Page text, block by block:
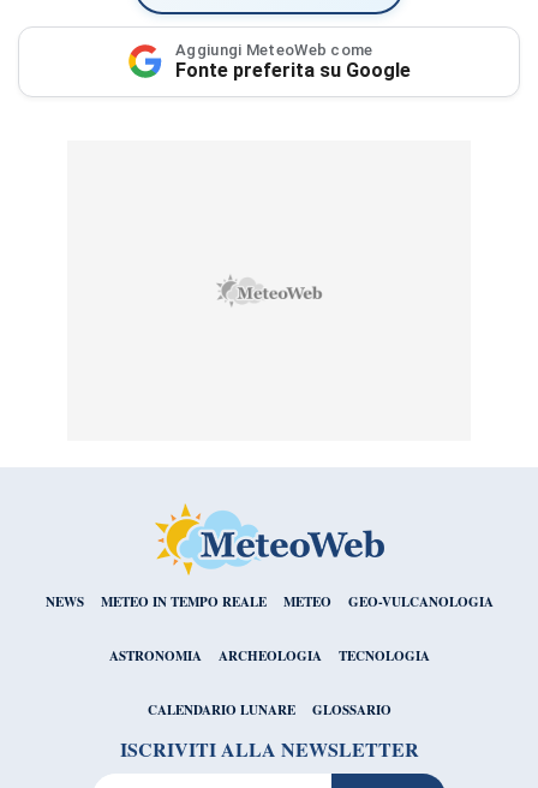
Aggiungi MeteoWeb come
Fonte preferita su Google
NEWS METEO IN TEMPO REALE METEO GEO-VULCANOLOGIA
ASTRONOMIA ARCHEOLOGIA TECNOLOGIA
CALENDARIO LUNARE GLOSSARIO
ISCRIVITI ALLA NEWSLETTER